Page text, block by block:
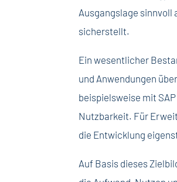
Ausgangslage
sicherstellt.
Ein wesentlicher
und Anwendungen
beispielsweise mit SAP
Nutzbarkeit. Für
die Entwicklung
Auf Basis dieses